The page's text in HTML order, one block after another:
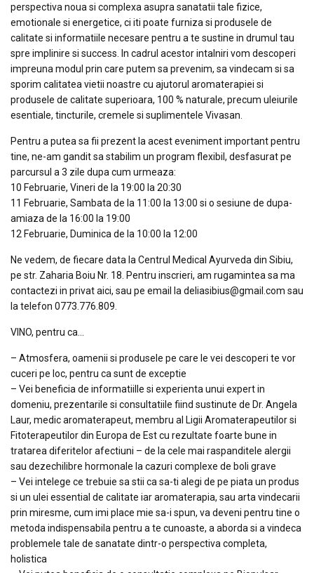
perspectiva noua si complexa asupra sanatatii tale fizice,
emotionale si energetice, ci iti poate furniza si produsele de
calitate si informatiile necesare pentru a te sustine in drumul tau
spre implinire si success. In cadrul acestor intalniri vom descoperi
impreuna modul prin care putem sa prevenim, sa vindecam si sa
sporim calitatea vietii noastre cu ajutorul aromaterapiei si
produsele de calitate superioara, 100 % naturale, precum uleiurile
esentiale, tincturile, cremele si suplimentele Vivasan.
Pentru a putea sa fii prezent la acest eveniment important pentru
tine, ne-am gandit sa stabilim un program flexibil, desfasurat pe
parcursul a 3 zile dupa cum urmeaza:
10 Februarie, Vineri de la 19:00 la 20:30
11 Februarie, Sambata de la 11:00 la 13:00 si o sesiune de dupa-
amiaza de la 16:00 la 19:00
12 Februarie, Duminica de la 10:00 la 12:00
Ne vedem, de fiecare data la Centrul Medical Ayurveda din Sibiu,
pe str. Zaharia Boiu Nr. 18. Pentru inscrieri, am rugamintea sa ma
contactezi in privat aici, sau pe email la deliasibius@gmail.com sau
la telefon 0773.776.809.
VINO, pentru ca…
– Atmosfera, oamenii si produsele pe care le vei descoperi te vor
cuceri pe loc, pentru ca sunt de exceptie
– Vei beneficia de informatiille si experienta unui expert in
domeniu, prezentarile si consultatiile fiind sustinute de Dr. Angela
Laur, medic aromaterapeut, membru al Ligii Aromaterapeutilor si
Fitoterapeutilor din Europa de Est cu rezultate foarte bune in
tratarea diferitelor afectiuni – de la cele mai raspanditele alergii
sau dezechilibre hormonale la cazuri complexe de boli grave
– Vei intelege ce trebuie sa stii ca sa-ti alegi de pe piata un produs
si un ulei essential de calitate iar aromaterapia, sau arta vindecarii
prin miresme, cum imi place mie sa-i spun, va deveni pentru tine o
metoda indispensabila pentru a te cunoaste, a aborda si a vindeca
problemele tale de sanatate dintr-o perspectiva completa,
holistica